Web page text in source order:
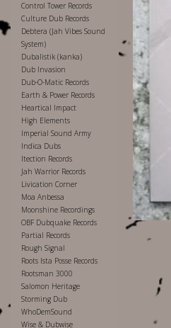
Control Tower Records
Culture Dub Records
Debtera (Jah Vibes Sound
System)
Dubalistik (kanka)
Dub Invasion
Dub-O-Matic Records
Earth & Power Records
Heartical Impact
High Elements
Imperial Sound Army
Indica Dubs
Itection Records
Jah Warrior Records
Livication Corner
Moa Anbessa
Moonshine Recordings
OBF Dubquake Records
Partial Records
Rough Signal
Roots Ista Posse Records
Rootsman 3000
Salomon Heritage
Storming Dub
WhoDemSound
Wise & Dubwise